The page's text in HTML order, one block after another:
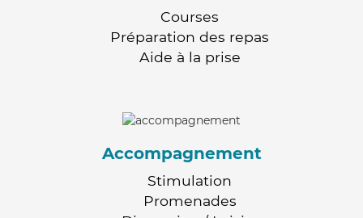
Courses
Préparation des repas
Aide à la prise
Accompagnement
Stimulation
Promenades